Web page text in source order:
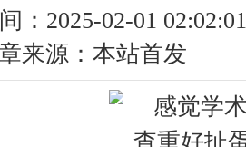
：2025-02-01 02:02:01
来源：本站首发